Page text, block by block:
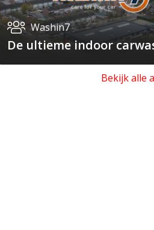
Washin7
De ultieme indoor
Bekijk alle